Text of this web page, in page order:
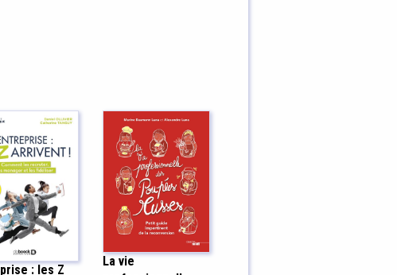
: les Z
La vie